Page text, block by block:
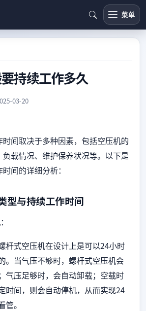
菜单
持续工作多久
03-20
间取决于多种因素，包括空压机的
载情况、维护保养状况等。以下是
间的详细分析：
型与持续工作时间
：
杆式空压机在设计上是可以24小时
。当气压不够时，螺杆式空压机会
气压足够时，会自动卸载；空载时
时间，则会自动停机，从而实现24
管。